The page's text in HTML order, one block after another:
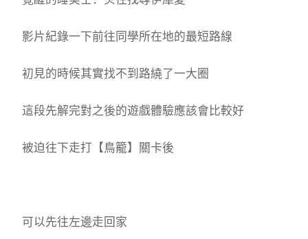
影片紀錄一下前往同學所在地的最短路線
初見的時候其實找不到路繞了一大圈
這段先解完對之後的遊戲體驗應該會比較好
被迫往下走打【鳥籠】關卡後
可以先往左邊走回家